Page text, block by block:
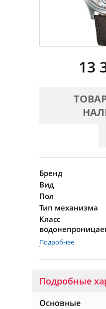
13
Бренд
Вид
Пол
Тип механизма
Класс
Подробнее
Подробные
Основные